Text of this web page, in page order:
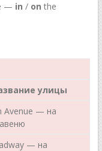
— in / on the
улицы
Avenue — на
— на